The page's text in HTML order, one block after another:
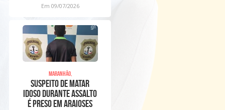
Em 09/07/2026
Maranhão,
Suspeito de matar
idoso durante assalto
é preso em Araioses